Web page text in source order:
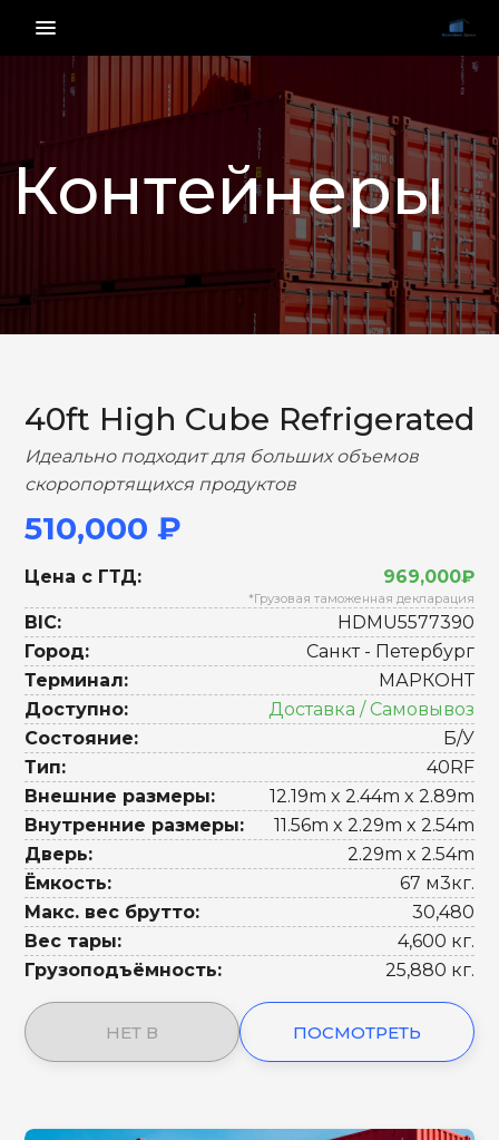
menu_vert
Контейнеры
НАЗАД ВПЕРЕД
40ft High Cube Refrigerated
Идеально подходит для больших объемов
скоропортящихся продуктов
510,000 ₽
Цена с ГТД: 969,000₽
*Грузовая таможенная декларация
BIC:
HDMU5577390
Город:
Санкт - Петербург
Терминал:
МАРКОНТ
Доступно:
Доставка / Самовывоз
Состояние:
Б/У
Тип:
40RF
Внешние размеры:
12.19m x 2.44m x 2.89m
Внутренние размеры:
11.56m x 2.29m x 2.54m
Дверь:
2.29m x 2.54m
Ёмкость:
67 м3кг.
Макс. вес брутто:
30,480
Вес тары:
4,600 кг.
Грузоподъёмность:
25,880 кг.
НЕТ В ПОСМОТРЕТЬ